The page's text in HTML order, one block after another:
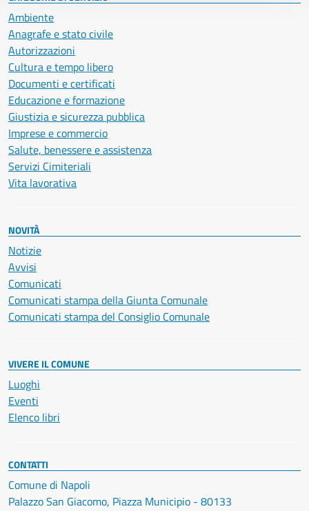
Ambiente
Anagrafe e stato civile
Autorizzazioni
Cultura e tempo libero
Documenti e certificati
Educazione e formazione
Giustizia e sicurezza pubblica
Imprese e commercio
Salute, benessere e assistenza
Servizi Cimiteriali
Vita lavorativa
NOVITÀ
Notizie
Avvisi
Comunicati
Comunicati stampa della Giunta Comunale
Comunicati stampa del Consiglio Comunale
VIVERE IL COMUNE
Luoghi
Eventi
Elenco libri
CONTATTI
Comune di Napoli
Palazzo San Giacomo, Piazza Municipio - 80133